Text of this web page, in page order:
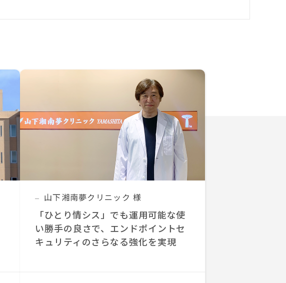
山下湘南夢クリニック 様
「ひとり情シス」でも運用可能な使
い勝手の良さで、エンドポイントセ
キュリティのさらなる強化を実現